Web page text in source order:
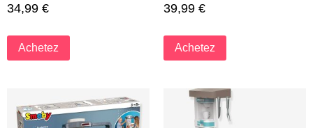
34,99 €
Achetez
39,99 €
Achetez